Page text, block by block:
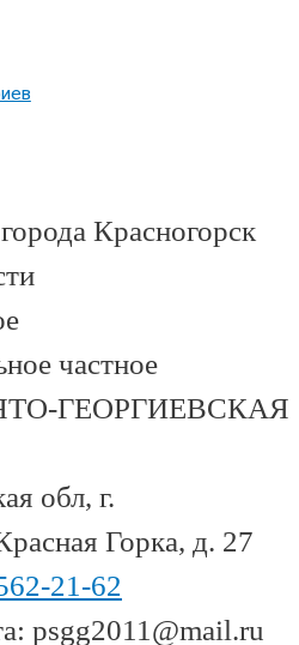
Красногорск
частное
ГЕОРГИЕВСКАЯ
обл, г.
Горка, д. 27
21-62
psgg2011@mail.ru